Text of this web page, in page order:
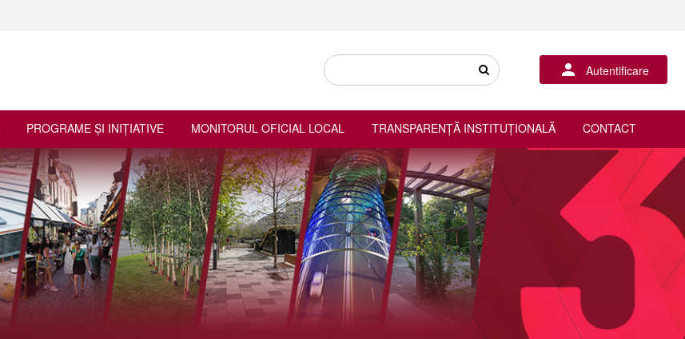
Autentificare
PROGRAME ŞI INIŢIATIVE MONITORUL OFICIAL LOCAL TRANSPARENȚĂ INSTITUȚIONALĂ CONTACT